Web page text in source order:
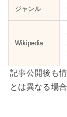
ジャンル
Wikipedia
記事公開後も
とは異なる場